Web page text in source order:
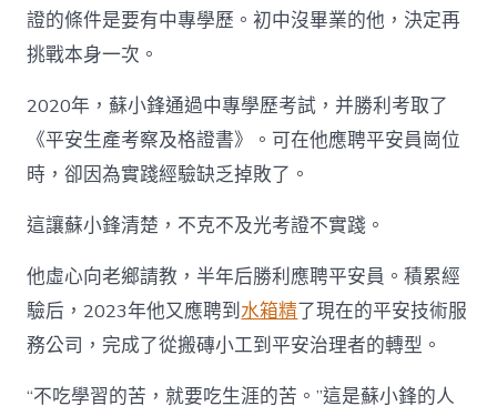
證的條件是要有中專學歷。初中沒畢業的他，決定再
挑戰本身一次。
2020年，蘇小鋒通過中專學歷考試，并勝利考取了
《平安生產考察及格證書》。可在他應聘平安員崗位
時，卻因為實踐經驗缺乏掉敗了。
這讓蘇小鋒清楚，不克不及光考證不實踐。
他虛心向老鄉請教，半年后勝利應聘平安員。積累經
驗后，2023年他又應聘到水箱精了現在的平安技術服
務公司，完成了從搬磚小工到平安治理者的轉型。
“不吃學習的苦，就要吃生涯的苦。”這是蘇小鋒的人